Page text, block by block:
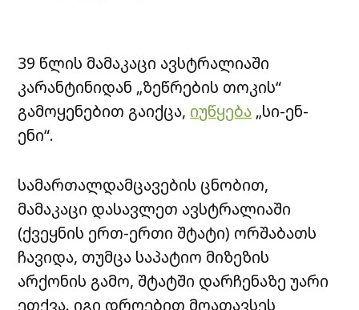
39 წლის მამაკაცი ავსტრალიაში
კარანტინიდან „ზეწრების თოკის“
გამოყენებით გაიქცა, იუწყება „სი-ენ-
ენი“.
სამართალდამცავების ცნობით,
მამაკაცი დასავლეთ ავსტრალიაში
(ქვეყნის ერთ-ერთი შტატი) ორშაბათს
ჩავიდა, თუმცა საპატიო მიზეზის
არქონის გამო, შტატში დარჩენაზე უარი
ეთქვა. იგი დროებით მოათავსეს